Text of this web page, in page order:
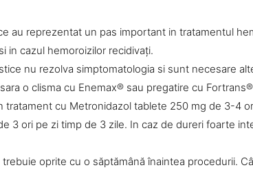
au reprezentat un pas important in tratamentul
in cazul hemoroizilor recidivaţi.
nu rezolva simptomatologia si sunt necesare
o clisma cu Enemax® sau pregatire cu
tratament cu Metronidazol tablete 250 mg de 3-4
3 ori pe zi timp de 3 zile. In caz de dureri foarte
oprite cu o săptămână înaintea procedurii.